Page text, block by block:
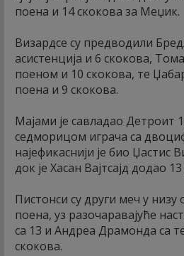
поена и 14 скокова за Меџик.
Визардсе су предводили
асистенција и 6 скокова,
поеном и 10 скокова, те
поена и 9 скокова.
Мајами је савладао Детроит
седморицом играча са
најефикаснији је био Џастис
док је Хасан Вајтсајд додао
Пистонси су други меч у низу
поена, уз разочаравајуће
са 13 и Андреа Драмонда са
скокова.